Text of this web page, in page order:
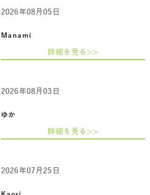
Manami
2026年08月05日
詳細を見る>>
ゆか
2026年08月03日
詳細を見る>>
2026年07月25日